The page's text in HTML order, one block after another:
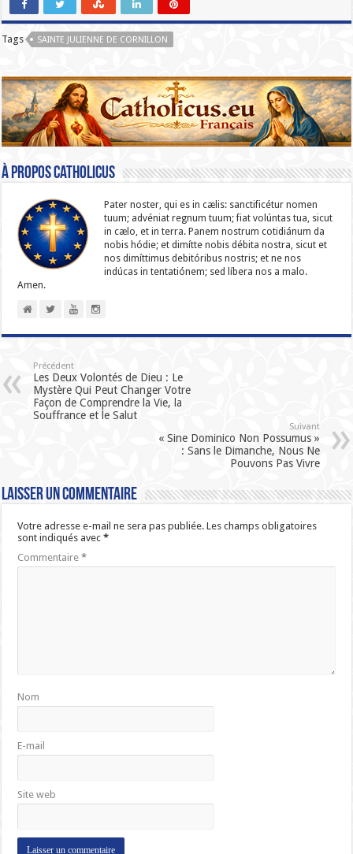
Tags SAINTE JULIENNE DE CORNILLON
À propos catholicus
Pater noster, qui es in cælis: sanc­ti­ficétur nomen
tuum; advéniat regnum tuum; fiat volúntas tua, sicut
in cælo, et in terra. Panem nostrum cotidiánum da
nobis hódie; et dimítte nobis débita nostra, sicut et
nos dimíttimus debitóribus nostris; et ne nos
indúcas in ten­ta­tiónem; sed líbera nos a malo.
Amen.
Précédent
Les Deux Volontés de Dieu : Le
Mystère Qui Peut Changer Votre
Façon de Comprendre la Vie, la
Souffrance et le Salut
Suivant
« Sine Dominico Non Possumus »
: Sans le Dimanche, Nous Ne
Pouvons Pas Vivre
Laisser un commentaire
Votre adresse e-mail ne sera pas publiée. Les champs obligatoires
sont indiqués avec*
Commentaire*
Nom
E-mail
Site web